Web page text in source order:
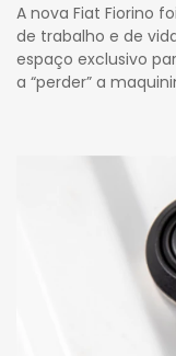
A nova Fiat Fiorino
de trabalho e de
espaço exclusivo
a “perder” a